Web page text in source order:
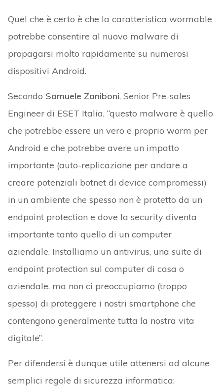
Quel che è certo è che la caratteristica wormable
potrebbe consentire al nuovo malware di
propagarsi molto rapidamente su numerosi
dispositivi Android.
Secondo Samuele Zaniboni, Senior Pre-sales
Engineer di ESET Italia, “questo malware è quello
che potrebbe essere un vero e proprio worm per
Android e che potrebbe avere un impatto
importante (auto-replicazione per andare a
creare potenziali botnet di device compromessi)
in un ambiente che spesso non è protetto da un
endpoint protection e dove la security diventa
importante tanto quello di un computer
aziendale. Installiamo un antivirus, una suite di
endpoint protection sul computer di casa o
aziendale, ma non ci preoccupiamo (troppo
spesso) di proteggere i nostri smartphone che
contengono generalmente tutta la nostra vita
digitale”.
Per difendersi è dunque utile attenersi ad alcune
semplici regole di sicurezza informatica: